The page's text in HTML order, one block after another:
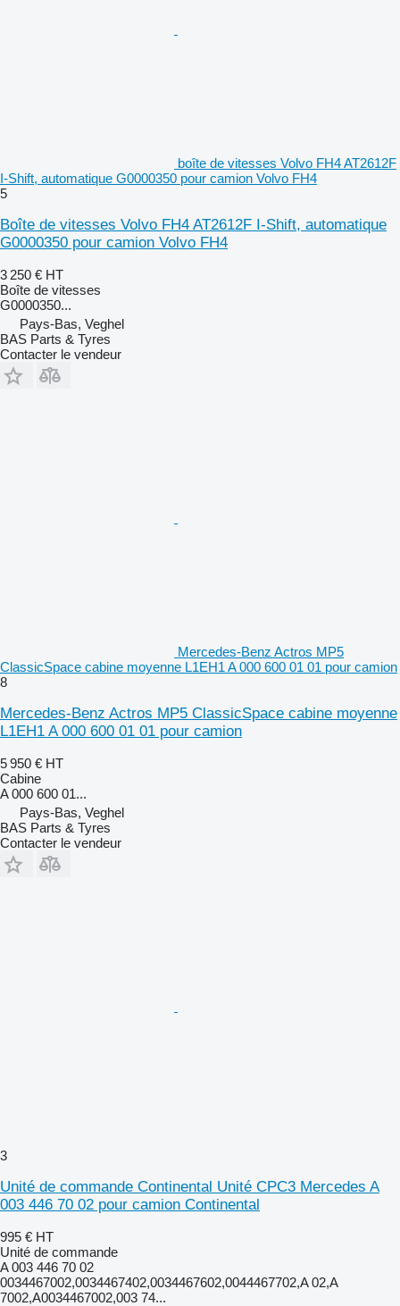
boîte de vitesses Volvo FH4 AT2612F
I-Shift, automatique G0000350 pour camion Volvo FH4
5
Boîte de vitesses Volvo FH4 AT2612F I-Shift, automatique
G0000350 pour camion Volvo FH4
3 250 € HT
Boîte de vitesses
G0000350...
Pays-Bas, Veghel
BAS Parts & Tyres
Contacter le vendeur
Mercedes-Benz Actros MP5
ClassicSpace cabine moyenne L1EH1 A 000 600 01 01 pour camion
8
Mercedes-Benz Actros MP5 ClassicSpace cabine moyenne
L1EH1 A 000 600 01 01 pour camion
5 950 € HT
Cabine
A 000 600 01...
Pays-Bas, Veghel
BAS Parts & Tyres
Contacter le vendeur
3
Unité de commande Continental Unité CPC3 Mercedes A
003 446 70 02 pour camion Continental
995 € HT
Unité de commande
A 003 446 70 02
0034467002,0034467402,0034467602,0044467702,A 02,A
7002,A0034467002,003 74...